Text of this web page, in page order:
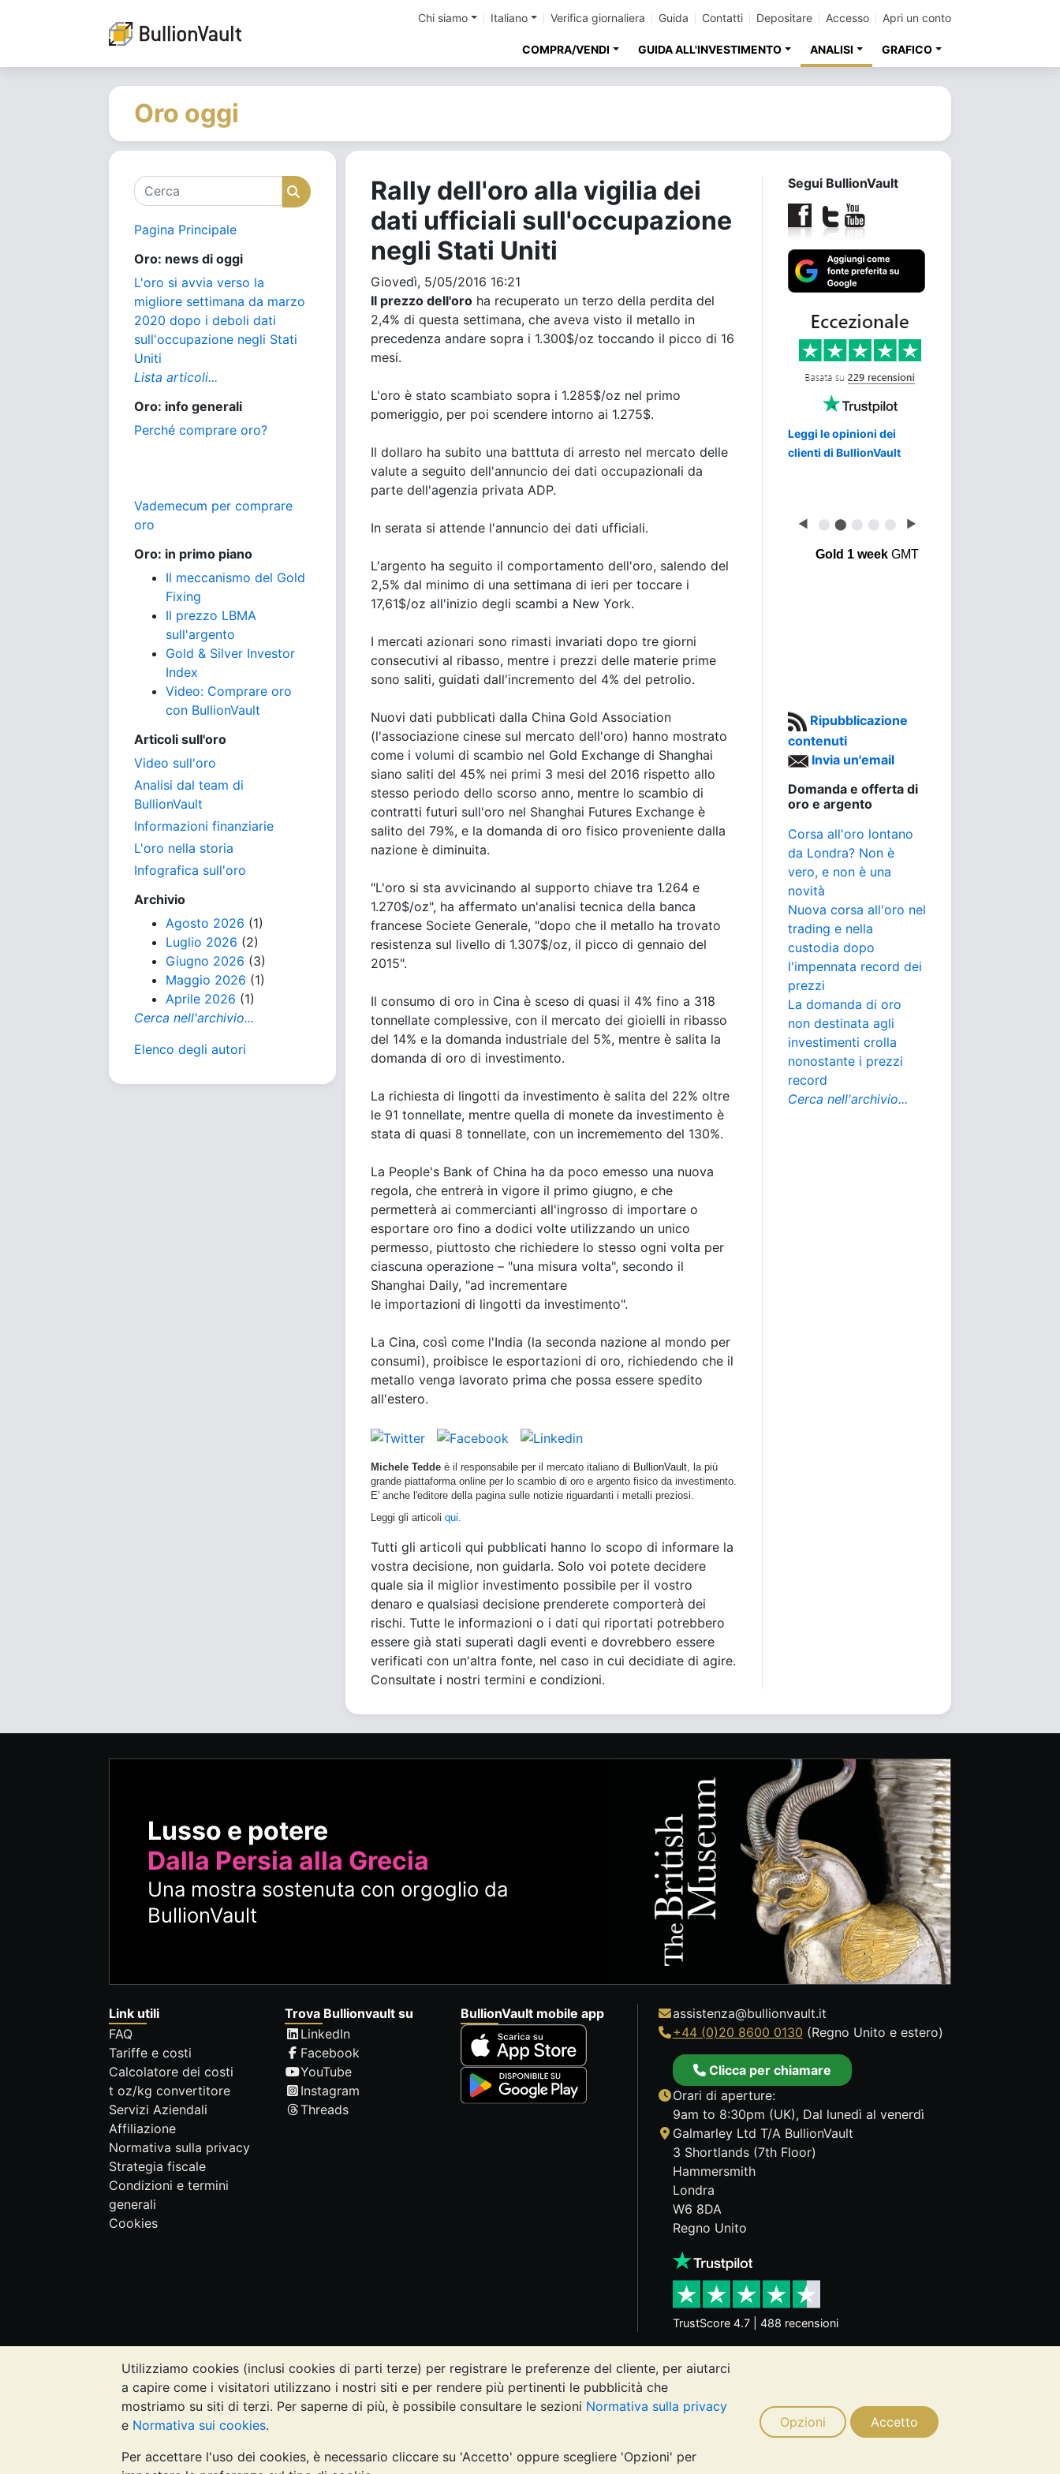
Utilizziamo cookies (inclusi cookies di parti terze) per registrare le preferenze del cliente, per aiutarci
a capire come i visitatori utilizzano i nostri siti e per rendere più pertinenti le pubblicità che
mostriamo su siti di terzi. Per saperne di più, è possibile consultare le sezioni Normativa sulla privacy
e Normativa sui cookies.
Per accettare l'uso dei cookies, è necessario cliccare su 'Accetto' oppure scegliere 'Opzioni' per
Opzioni Accetto
Chi siamo Italiano Verifica giornaliera Guida Contatti Depositare Accesso Apri un conto
COMPRA/VENDI GUIDA ALL'INVESTIMENTO ANALISI GRAFICO
Oro oggi
Cerca Cerca
Pagina Principale
Oro: news di oggi
L'oro si avvia verso la
migliore settimana da marzo
2020 dopo i deboli dati
sull'occupazione negli Stati
Uniti
Lista articoli...
Oro: info generali
Perché comprare oro?
Vademecum per comprare
oro
Oro: in primo piano
Il meccanismo del Gold
Fixing
Il prezzo LBMA
sull'argento
Gold & Silver Investor
Index
Video: Comprare oro
con BullionVault
Articoli sull'oro
Video sull'oro
Analisi dal team di
BullionVault
Informazioni finanziarie
L'oro nella storia
Infografica sull'oro
Archivio
Agosto 2026 (1)
Luglio 2026 (2)
Giugno 2026 (3)
Maggio 2026 (1)
Aprile 2026 (1)
Cerca nell'archivio...
Elenco degli autori
Rally dell'oro alla vigilia dei
dati ufficiali sull'occupazione
negli Stati Uniti
Giovedì, 5/05/2016 16:21
Il prezzo dell'oro ha recuperato un terzo della perdita del
2,4% di questa settimana, che aveva visto il metallo in
precedenza andare sopra i 1.300$/oz toccando il picco di 16
mesi.
L'oro è stato scambiato sopra i 1.285$/oz nel primo
pomeriggio, per poi scendere intorno ai 1.275$.
Il dollaro ha subito una batttuta di arresto nel mercato delle
valute a seguito dell'annuncio dei dati occupazionali da
parte dell'agenzia privata ADP.
In serata si attende l'annuncio dei dati ufficiali.
L'argento ha seguito il comportamento dell'oro, salendo del
2,5% dal minimo di una settimana di ieri per toccare i
17,61$/oz all'inizio degli scambi a New York.
I mercati azionari sono rimasti invariati dopo tre giorni
consecutivi al ribasso, mentre i prezzi delle materie prime
sono saliti, guidati dall'incremento del 4% del petrolio.
Nuovi dati pubblicati dalla China Gold Association
(l'associazione cinese sul mercato dell'oro) hanno mostrato
come i volumi di scambio nel Gold Exchange di Shanghai
siano saliti del 45% nei primi 3 mesi del 2016 rispetto allo
stesso periodo dello scorso anno, mentre lo scambio di
contratti futuri sull'oro nel Shanghai Futures Exchange è
salito del 79%, e la domanda di oro fisico proveniente dalla
nazione è diminuita.
"L'oro si sta avvicinando al supporto chiave tra 1.264 e
1.270$/oz", ha affermato un'analisi tecnica della banca
francese Societe Generale, "dopo che il metallo ha trovato
resistenza sul livello di 1.307$/oz, il picco di gennaio del
2015".
Il consumo di oro in Cina è sceso di quasi il 4% fino a 318
tonnellate complessive, con il mercato dei gioielli in ribasso
del 14% e la domanda industriale del 5%, mentre è salita la
domanda di oro di investimento.
La richiesta di lingotti da investimento è salita del 22% oltre
le 91 tonnellate, mentre quella di monete da investimento è
stata di quasi 8 tonnellate, con un incrememento del 130%.
La People's Bank of China ha da poco emesso una nuova
regola, che entrerà in vigore il primo giugno, e che
permetterà ai commercianti all'ingrosso di importare o
esportare oro fino a dodici volte utilizzando un unico
permesso, piuttosto che richiedere lo stesso ogni volta per
ciascuna operazione – "una misura volta", secondo il
Shanghai Daily, "ad incrementare
le importazioni di lingotti da investimento".
La Cina, così come l'India (la seconda nazione al mondo per
consumi), proibisce le esportazioni di oro, richiedendo che il
metallo venga lavorato prima che possa essere spedito
all'estero.
Michele Tedde è il responsabile per il mercato italiano di BullionVault , la più
grande piattaforma online per lo scambio di oro e argento fisico da investimento.
E' anche l'editore della pagina sulle notizie riguardanti i metalli preziosi.
Leggi gli articoli qui.
Tutti gli articoli qui pubblicati hanno lo scopo di informare la
vostra decisione, non guidarla. Solo voi potete decidere
quale sia il miglior investimento possibile per il vostro
denaro e qualsiasi decisione prenderete comporterà dei
rischi. Tutte le informazioni o i dati qui riportati potrebbero
essere già stati superati dagli eventi e dovrebbero essere
verificati con un'altra fonte, nel caso in cui decidiate di agire.
Consultate i nostri termini e condizioni.
Segui BullionVault
Leggi le opinioni dei
clienti di BullionVault
◀ ⬤ ⬤ ⬤ ⬤ ⬤ ▶
Gold 1 weekGMT
Ripubblicazione
contenuti
Invia un'email
Domanda e offerta di
oro e argento
Corsa all'oro lontano
da Londra? Non è
vero, e non è una
novità
Nuova corsa all'oro nel
trading e nella
custodia dopo
l'impennata record dei
prezzi
La domanda di oro
non destinata agli
investimenti crolla
nonostante i prezzi
record
Cerca nell'archivio...
Lusso e potere
Dalla Persia alla Grecia
Una mostra sostenuta con orgoglio da
BullionVault
Link utili
FAQ
Tariffe e costi
Calcolatore dei costi
t oz/kg convertitore
Servizi Aziendali
Affiliazione
Normativa sulla privacy
Strategia fiscale
Condizioni e termini
generali
Cookies
Trova Bullionvault su
LinkedIn
Facebook
YouTube
Instagram
Threads
BullionVault mobile app
assistenza@bullionvault.it
+44 (0)20 8600 0130 (Regno Unito e estero)
Clicca per chiamare
Orari di aperture:
9am to 8:30pm (UK), Dal lunedì al venerdì
Galmarley Ltd T/A BullionVault
3 Shortlands (7th Floor)
Hammersmith
Londra
W6 8DA
Regno Unito
TrustScore 4.7 | 488 recensioni
NOTA BENE: Il valore dei metalli preziosi può diminuire o aumentare, e i trend storici non sono predittori dell'andamento futuro. Nulla di
quanto contenuto nei siti web di BullionVault o nelle sue comunicazioni costituisce una consulenza sugli investimenti. Si consiglia di
rivolgersi a un professionista per stabilire se l'investimento in metalli preziosi è adatto alle proprie esigenze.
Galmarley Ltd, trading acome BullionVault, registrata in Inghilterra e Galles 4943684 BullionVault Ltd © 2026